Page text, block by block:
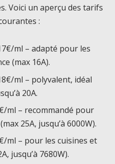
Voici un aperçu des tarifs
:
ml – adapté pour les
(max 16A).
ml – polyvalent, idéal
20A.
ml – recommandé pour
25A, jusqu’à 6000W).
ml – pour les cuisines et
jusqu’à 7680W).